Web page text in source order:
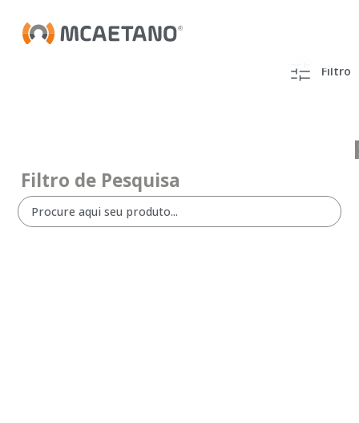
Filtro
Filtro de Pesquisa